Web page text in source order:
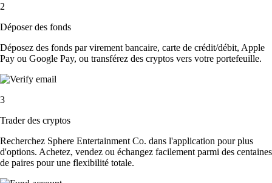
2
Déposer des fonds
Déposez des fonds par virement bancaire, carte de crédit/débit, Apple
Pay ou Google Pay, ou transférez des cryptos vers votre portefeuille.
3
Trader des cryptos
Recherchez Sphere Entertainment Co. dans l'application pour plus
d'options. Achetez, vendez ou échangez facilement parmi des centaines
de paires pour une flexibilité totale.